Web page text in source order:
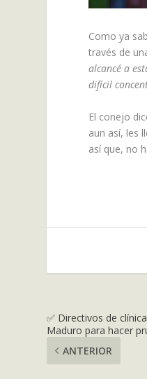
Como ya
través de
alcancé a
difícil
El conejo
aun así, les
así que, no
✅ Directivos de
Maduro para hacer
ANTERIOR